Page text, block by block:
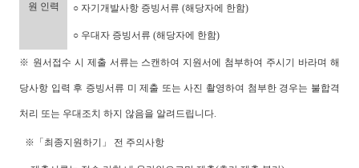
원 인력 ○ 자기개발사항 증빙서류 (해당자에 한함)
○ 우대자 증빙서류 (해당자에 한함)
※ 원서접수 시 제출 서류는 스캔하여 지원서에 첨부하여 주시기 바라며 해
당사항 입력 후 증빙서류 미 제출 또는 사진 촬영하여 첨부한 경우는 불합격
처리 또는 우대조치 하지 않음을 알려드립니다.
※「최종지원하기」 전 주의사항